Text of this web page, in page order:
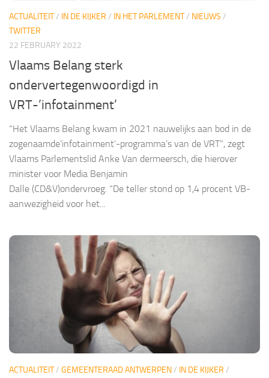
ACTUALITEIT/ IN DE KIJKER / IN HET PARLEMENT/ NIEUWS /
TWITTER
22 FEBRUARY 2022
Vlaams Belang sterk
ondervertegenwoordigd in
VRT-’infotainment’
​​“Het Vlaams Belang kwam in 2021 nauwelijks aan bod in de
zogenaamde‘infotainment’-programma’s van de VRT”, zegt
Vlaams Parlementslid Anke Van dermeersch, die hierover
minister voor Media Benjamin
Dalle (CD&V)ondervroeg. “De teller stond op 1,4 procent VB-
aanwezigheid voor het...
ACTUALITEIT/ GEMEENTERAAD ANTWERPEN/ IN DE KIJKER /